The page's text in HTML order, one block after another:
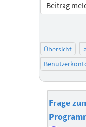
Beitrag
Übersicht
Frage